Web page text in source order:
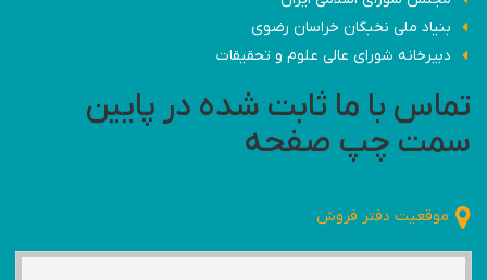
بنیاد ملی نخبگان خراسان رضوی
دبیرخانه شورای عالی علوم و تحقیقات
تماس با ما ثابت شده در پایین
سمت چپ صفحه
موقعیت دفتر فروش